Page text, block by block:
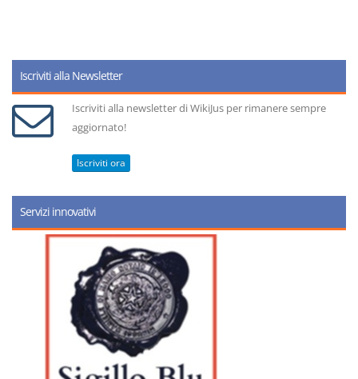
Iscriviti alla Newsletter
Iscriviti alla newsletter di WikiJus per rimanere sempre
aggiornato!
Iscriviti ora
Servizi innovativi